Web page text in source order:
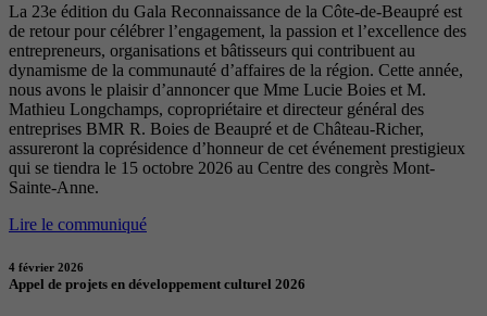
La 23e édition du Gala Reconnaissance de la Côte-de-Beaupré est
de retour pour célébrer l’engagement, la passion et l’excellence des
entrepreneurs, organisations et bâtisseurs qui contribuent au
dynamisme de la communauté d’affaires de la région. Cette année,
nous avons le plaisir d’annoncer que Mme Lucie Boies et M.
Mathieu Longchamps, copropriétaire et directeur général des
entreprises BMR R. Boies de Beaupré et de Château-Richer,
assureront la coprésidence d’honneur de cet événement prestigieux
qui se tiendra le 15 octobre 2026 au Centre des congrès Mont-
Sainte-Anne.
Lire le communiqué
4 février 2026
Appel de projets en développement culturel 2026